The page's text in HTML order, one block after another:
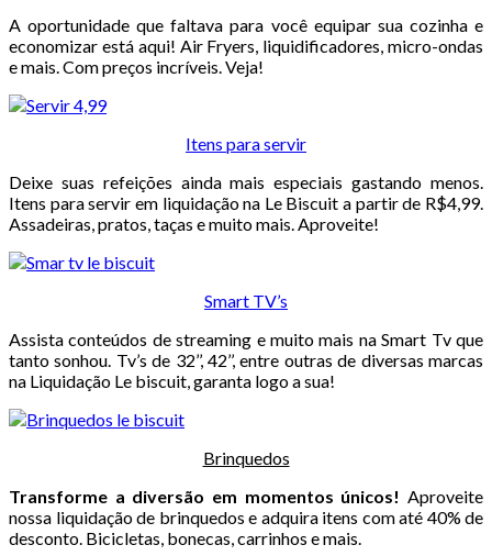
A oportunidade que faltava para você equipar sua cozinha e
economizar está aqui! Air Fryers, liquidificadores, micro-ondas
e mais. Com preços incríveis. Veja!
Itens para servir
Deixe suas refeições ainda mais especiais gastando menos.
Itens para servir em liquidação na Le Biscuit a partir de R$4,99.
Assadeiras, pratos, taças e muito mais. Aproveite!
Smart TV’s
Assista conteúdos de streaming e muito mais na Smart Tv que
tanto sonhou. Tv’s de 32’’, 42’’, entre outras de diversas marcas
na Liquidação Le biscuit, garanta logo a sua!
Brinquedos
Transforme a diversão em momentos únicos! Aproveite
nossa liquidação de brinquedos e adquira itens com até 40% de
desconto. Bicicletas, bonecas, carrinhos e mais.